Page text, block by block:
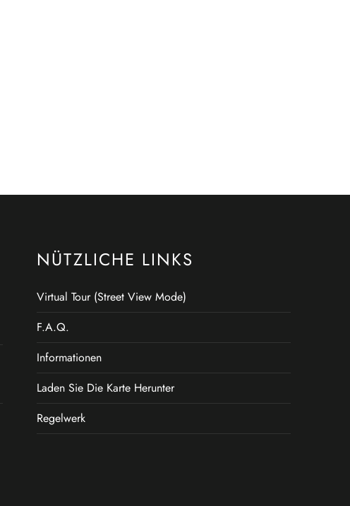
NÜTZLICHE LINKS
Virtual Tour (Street View Mode)
F.A.Q.
Informationen
Laden Sie Die Karte Herunter
Regelwerk